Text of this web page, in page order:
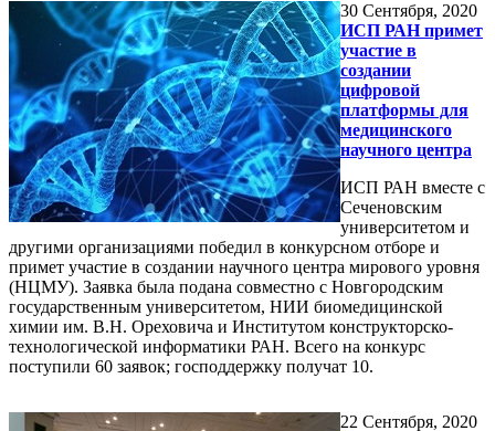
30 Сентября, 2020
ИСП РАН примет
участие в
создании
цифровой
платформы для
медицинского
научного центра
ИСП РАН вместе с
Сеченовским
университетом и
другими организациями победил в конкурсном отборе и
примет участие в создании научного центра мирового уровня
(НЦМУ). Заявка была подана совместно с Новгородским
государственным университетом, НИИ биомедицинской
химии им. В.Н. Ореховича и Институтом конструкторско-
технологической информатики РАН. Всего на конкурс
поступили 60 заявок; господдержку получат 10.
22 Сентября, 2020